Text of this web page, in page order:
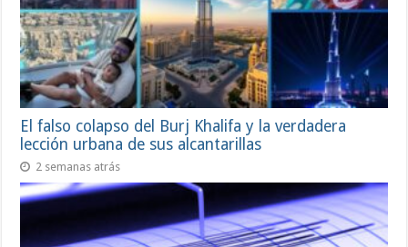
El falso colapso del Burj Khalifa y la verdadera
lección urbana de sus alcantarillas
2 semanas atrás